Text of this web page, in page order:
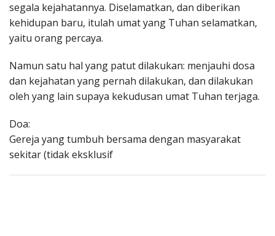
segala kejahatannya. Diselamatkan, dan diberikan
kehidupan baru, itulah umat yang Tuhan selamatkan,
yaitu orang percaya.
Namun satu hal yang patut dilakukan: menjauhi dosa
dan kejahatan yang pernah dilakukan, dan dilakukan
oleh yang lain supaya kekudusan umat Tuhan terjaga.
Doa:
Gereja yang tumbuh bersama dengan masyarakat
sekitar (tidak eksklusif